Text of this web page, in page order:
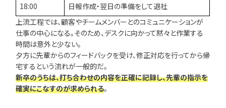
18:00
日報作成・翌日の準備をして退社
上流工程では、顧客やチームメンバーとのコミュニケーションが
仕事の中心になる。そのため、デスクに向かって黙々と作業する
時間は意外と少ない。
夕方に先輩からのフィードバックを受け、修正対応を行ってから帰
宅するという流れが一般的だ。
新卒のうちは、打ち合わせの内容を正確に記録し、先輩の指示を
確実にこなすのが求められる。